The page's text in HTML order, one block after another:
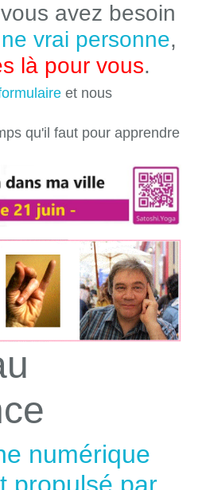
avez besoin
vrai personne,
là pour vous.
et nous
qu'il faut pour apprendre
numérique